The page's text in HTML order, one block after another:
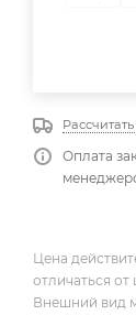
Оплата
Цена
отличаться от
Внешний вид